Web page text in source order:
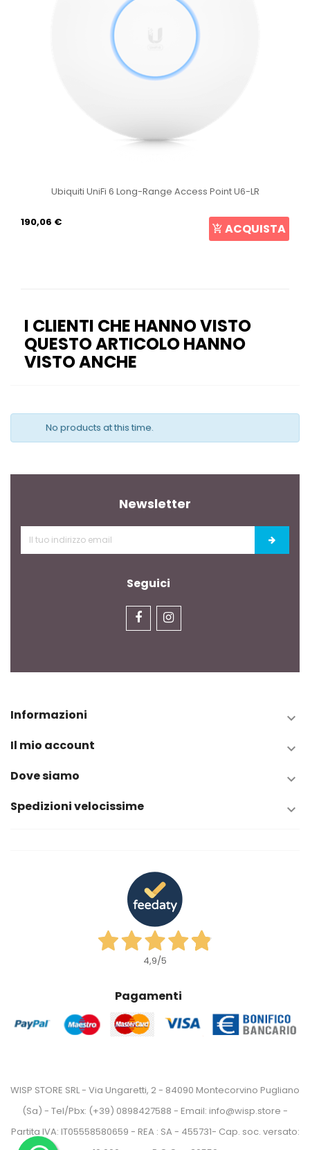
Ubiquiti UniFi 6 Long-Range Access Point U6-LR
190,06 € ACQUISTA
I CLIENTI CHE HANNO VISTO
QUESTO ARTICOLO HANNO
VISTO ANCHE
No products at this time.
Newsletter
Seguici
Informazioni 
Il mio account 
Dove siamo 
Spedizioni velocissime 
4,9/5
Pagamenti
WISP STORE SRL - Via Ungaretti, 2 - 84090 Montecorvino Pugliano
(Sa) - Tel/Pbx: (+39) 0898427588 - Email: info@wisp.store -
Partita IVA: IT05558580659 - REA : SA - 455731- Cap. soc. versato: